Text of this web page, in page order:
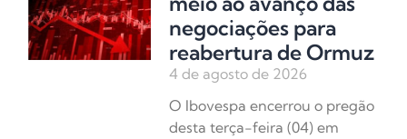
negociações para
reabertura de Ormuz
4 de agosto de 2026
O Ibovespa encerrou o pregão
desta terça-feira (04) em